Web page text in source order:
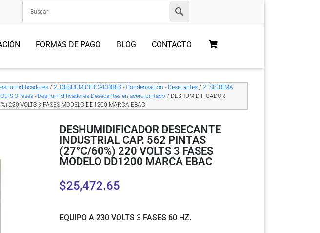
FORMAS DE PAGO BLOG CONTACTO
/2. DESHUMIDIFICADORES - Condensación - Desecantes /2. SISTEMA
3 fases - Deshumidificadores Desecantes en acero pintado / DESHUMIDIFICADOR
220 VOLTS 3 FASES MODELO DD1200 MARCA EBAC
DESHUMIDIFICADOR DESECANTE
INDUSTRIAL CAP. 562 PINTAS
(27°C/60%) 220 VOLTS 3 FASES
MODELO DD1200 MARCA EBAC
$25,472.65
EQUIPO A 230 VOLTS 3 FASES 60 HZ.